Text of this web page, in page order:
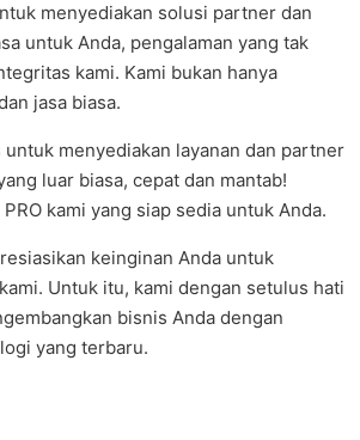
menyediakan solusi partner dan
untuk Anda, pengalaman yang tak
kami. Kami bukan hanya
jasa biasa.
untuk menyediakan layanan dan partner
luar biasa, cepat dan mantab!
kami yang siap sedia untuk Anda.
keinginan Anda untuk
Untuk itu, kami dengan setulus hati
bisnis Anda dengan
yang terbaru.